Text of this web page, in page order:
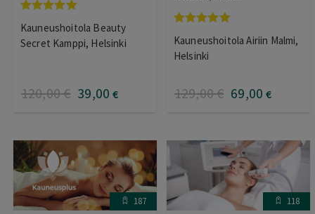
tuotteesta:
5.00/ 5
Kauneushoitola Beauty
Secret Kamppi, Helsinki
120,00€ 39,00 €
tuotteesta:
5.00/ 5
Kauneushoitola Airiin Malmi,
Helsinki
129,00€ 69,00 €
187 118